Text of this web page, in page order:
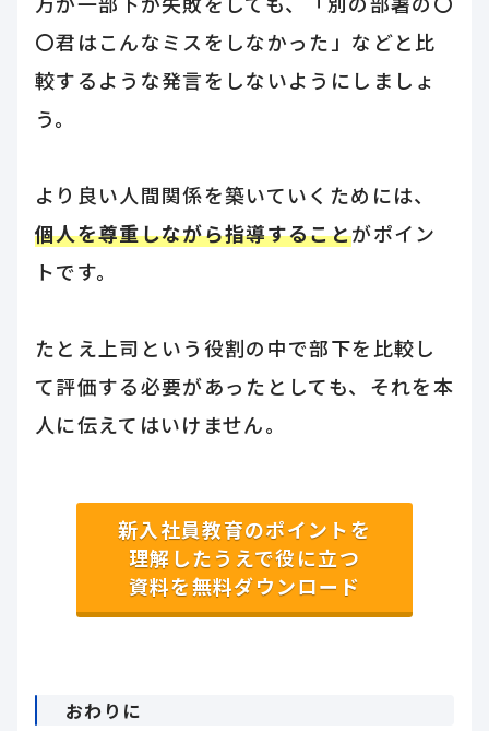
〇君はこんなミスをしなかった」などと比
較するような発言をしないようにしましょ
う。
より良い人間関係を築いていくためには、
個人を尊重しながら指導することがポイン
トです。
たとえ上司という役割の中で部下を比較し
て評価する必要があったとしても、それを本
人に伝えてはいけません。
新入社員教育のポイントを
理解したうえで役に立つ
資料を無料ダウンロード
おわりに